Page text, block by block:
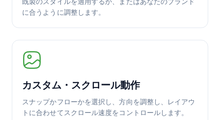
に合うように調整します。
カスタム・スクロール動作
スナップかフローかを選択し、方向を調整し、レイアウ
トに合わせてスクロール速度をコントロールします。